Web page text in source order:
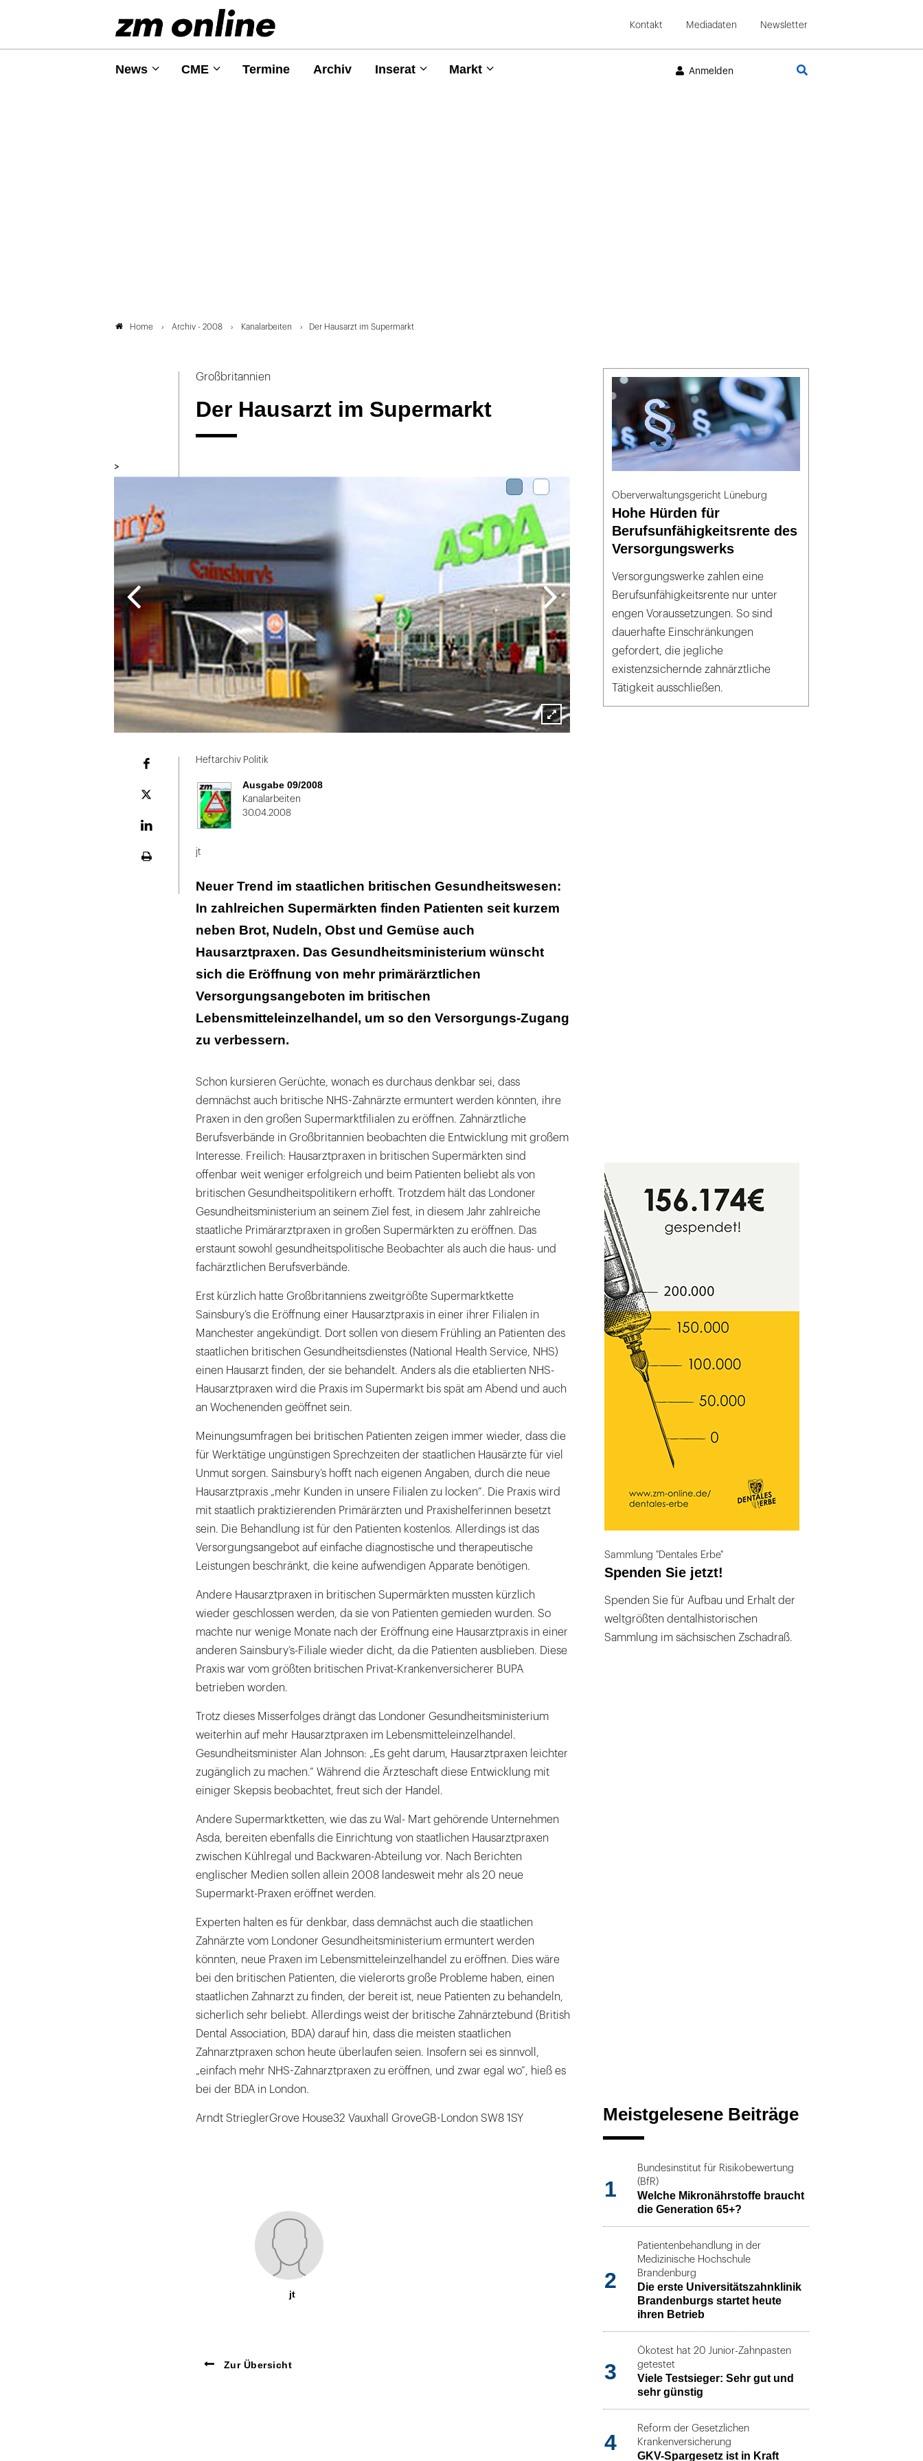
Kontakt Mediadaten Newsletter
News CME Termine Archiv Inserat Markt Anmelden
Home Archiv - 2008 Kanalarbeiten Der Hausarzt im Supermarkt
Großbritannien
Der Hausarzt im Supermarkt
>
Lightbox
Plattform
Heftarchiv Politik
Ausgabe 09/2008
Kanalarbeiten
30.04.2008
jt
Neuer Trend im staatlichen britischen Gesundheitswesen:
In zahlreichen Supermärkten finden Patienten seit kurzem
neben Brot, Nudeln, Obst und Gemüse auch
Hausarztpraxen. Das Gesundheitsministerium wünscht
sich die Eröffnung von mehr primärärztlichen
Versorgungsangeboten im britischen
Lebensmitteleinzelhandel, um so den Versorgungs-Zugang
zu verbessern.
Schon kursieren Gerüchte, wonach es durchaus denkbar sei, dass
demnächst auch britische NHS-Zahnärzte ermuntert werden könnten, ihre
Praxen in den großen Supermarktfilialen zu eröffnen. Zahnärztliche
Berufsverbände in Großbritannien beobachten die Entwicklung mit großem
Interesse. Freilich: Hausarztpraxen in britischen Supermärkten sind
offenbar weit weniger erfolgreich und beim Patienten beliebt als von
britischen Gesundheitspolitikern erhofft. Trotzdem hält das Londoner
Gesundheitsministerium an seinem Ziel fest, in diesem Jahr zahlreiche
staatliche Primärarztpraxen in großen Supermärkten zu eröffnen. Das
erstaunt sowohl gesundheitspolitische Beobachter als auch die haus- und
fachärztlichen Berufsverbände.
Erst kürzlich hatte Großbritanniens zweitgrößte Supermarktkette
Sainsbury’s die Eröffnung einer Hausarztpraxis in einer ihrer Filialen in
Manchester angekündigt. Dort sollen von diesem Frühling an Patienten des
staatlichen britischen Gesundheitsdienstes (National Health Service, NHS)
einen Hausarzt finden, der sie behandelt. Anders als die etablierten NHS-
Hausarztpraxen wird die Praxis im Supermarkt bis spät am Abend und auch
an Wochenenden geöffnet sein.
Meinungsumfragen bei britischen Patienten zeigen immer wieder, dass die
für Werktätige ungünstigen Sprechzeiten der staatlichen Hausärzte für viel
Unmut sorgen. Sainsbury’s hofft nach eigenen Angaben, durch die neue
Hausarztpraxis „mehr Kunden in unsere Filialen zu locken“. Die Praxis wird
mit staatlich praktizierenden Primärärzten und Praxishelferinnen besetzt
sein. Die Behandlung ist für den Patienten kostenlos. Allerdings ist das
Versorgungsangebot auf einfache diagnostische und therapeutische
Leistungen beschränkt, die keine aufwendigen Apparate benötigen.
Andere Hausarztpraxen in britischen Supermärkten mussten kürzlich
wieder geschlossen werden, da sie von Patienten gemieden wurden. So
machte nur wenige Monate nach der Eröffnung eine Hausarztpraxis in einer
anderen Sainsbury’s-Filiale wieder dicht, da die Patienten ausblieben. Diese
Praxis war vom größten britischen Privat-Krankenversicherer BUPA
betrieben worden.
Trotz dieses Misserfolges drängt das Londoner Gesundheitsministerium
weiterhin auf mehr Hausarztpraxen im Lebensmitteleinzelhandel.
Gesundheitsminister Alan Johnson: „Es geht darum, Hausarztpraxen leichter
zugänglich zu machen.“ Während die Ärzteschaft diese Entwicklung mit
einiger Skepsis beobachtet, freut sich der Handel.
Andere Supermarktketten, wie das zu Wal- Mart gehörende Unternehmen
Asda, bereiten ebenfalls die Einrichtung von staatlichen Hausarztpraxen
zwischen Kühlregal und Backwaren-Abteilung vor. Nach Berichten
englischer Medien sollen allein 2008 landesweit mehr als 20 neue
Supermarkt-Praxen eröffnet werden.
Experten halten es für denkbar, dass demnächst auch die staatlichen
Zahnärzte vom Londoner Gesundheitsministerium ermuntert werden
könnten, neue Praxen im Lebensmitteleinzelhandel zu eröffnen. Dies wäre
bei den britischen Patienten, die vielerorts große Probleme haben, einen
staatlichen Zahnarzt zu finden, der bereit ist, neue Patienten zu behandeln,
sicherlich sehr beliebt. Allerdings weist der britische Zahnärztebund (British
Dental Association, BDA) darauf hin, dass die meisten staatlichen
Zahnarztpraxen schon heute überlaufen seien. Insofern sei es sinnvoll,
„einfach mehr NHS-Zahnarztpraxen zu eröffnen, und zwar egal wo“, hieß es
bei der BDA in London.
Arndt StrieglerGrove House32 Vauxhall GroveGB-London SW8 1SY
jt
Zur Übersicht
Oberverwaltungsgericht Lüneburg
Hohe Hürden für
Berufsunfähigkeitsrente des
Versorgungswerks
Versorgungswerke zahlen eine
Berufsunfähigkeitsrente nur unter
engen Voraussetzungen. So sind
dauerhafte Einschränkungen
gefordert, die jegliche
existenzsichernde zahnärztliche
Tätigkeit ausschließen.
Sammlung "Dentales Erbe"
Spenden Sie jetzt!
Spenden Sie für Aufbau und Erhalt der
weltgrößten dentalhistorischen
Sammlung im sächsischen Zschadraß.
Meistgelesene Beiträge
1
Bundesinstitut für Risikobewertung
(BfR)
Welche Mikronährstoffe braucht
die Generation 65+?
2
Patientenbehandlung in der
Medizinische Hochschule
Brandenburg
Die erste Universitätszahnklinik
Brandenburgs startet heute
ihren Betrieb
3
Ökotest hat 20 Junior-Zahnpasten
getestet
Viele Testsieger: Sehr gut und
sehr günstig
4
Reform der Gesetzlichen
Krankenversicherung
GKV-Spargesetz ist in Kraft